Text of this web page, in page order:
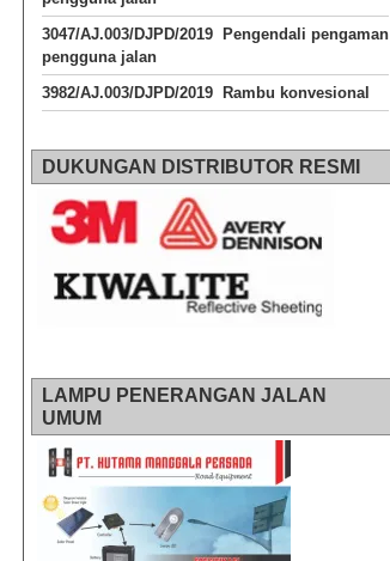
3047/AJ.003/DJPD/2019 Pengendali pengaman
pengguna jalan
3982/AJ.003/DJPD/2019 Rambu konvesional
DUKUNGAN DISTRIBUTOR RESMI
LAMPU PENERANGAN JALAN
UMUM